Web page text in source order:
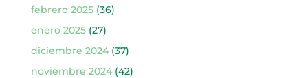
febrero 2025(36)
enero 2025(27)
diciembre 2024(37)
noviembre 2024(42)